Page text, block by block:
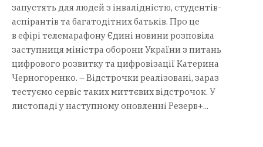
запустять для людей з інвалідністю, студентів-
аспірантів та багатодітних батьків. Про це
в ефірі телемарафону Єдині новини розповіла
заступниця міністра оборони України з питань
цифрового розвитку та цифровізації Катерина
Черногоренко. – Відстрочки реалізовані, зараз
тестуємо сервіс таких миттєвих відстрочок. У
листопаді у наступному оновленні Резерв+...